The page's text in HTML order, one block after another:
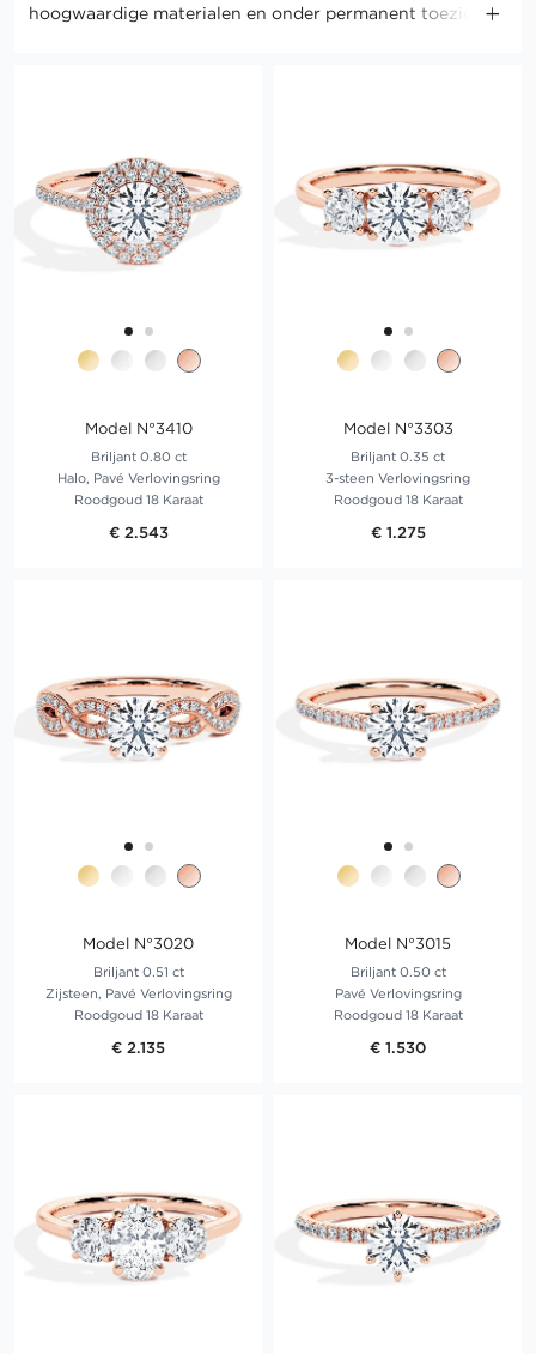
hoogwaardige materialen en onder permanent toezicht
Model N°3410
Briljant 0.80 ct
Halo, Pavé Verlovingsring
Roodgoud 18 Karaat
€ 2.543
Model N°3303
Briljant 0.35 ct
3-steen Verlovingsring
Roodgoud 18 Karaat
€ 1.275
Model N°3020
Briljant 0.51 ct
Zijsteen, Pavé Verlovingsring
Roodgoud 18 Karaat
€ 2.135
Model N°3015
Briljant 0.50 ct
Pavé Verlovingsring
Roodgoud 18 Karaat
€ 1.530